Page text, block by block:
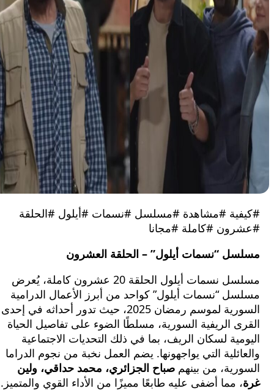
#مشاهدة #مسلسل #نسمات #أيلول #الحلقة
#كاملة #مجانا
“نسمات أيلول” – الحلقة العشرون
مسلسل نسمات أيلول الحلقة 20 عشرون كاملة، يُعرض
“نسمات أيلول” كواحد من أبرز الأعمال الدرامية
السورية لموسم رمضان 2025، حيث تدور أحداثه في إحدى
الريفية السورية، مسلطًا الضوء على تفاصيل الحياة
لسكان الريف، بما في ذلك التحديات الاجتماعية
التي يواجهونها. يضم العمل نخبة من نجوم الدراما
من بينهمصباح الجزائري، محمد حداقي، ولين
مما أضفى عليه طابعًا مميزًا من الأداء القوي والمتميز.